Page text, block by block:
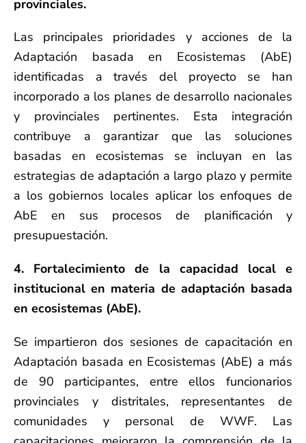
provinciales.
Las principales prioridades y acciones de la
Adaptación basada en Ecosistemas (AbE)
identificadas a través del proyecto se han
incorporado a los planes de desarrollo nacionales
y provinciales pertinentes. Esta integración
contribuye a garantizar que las soluciones
basadas en ecosistemas se incluyan en las
estrategias de adaptación a largo plazo y permite
a los gobiernos locales aplicar los enfoques de
AbE en sus procesos de planificación y
presupuestación.
4. Fortalecimiento de la capacidad local e
institucional en materia de adaptación basada
en ecosistemas (AbE).
Se impartieron dos sesiones de capacitación en
Adaptación basada en Ecosistemas (AbE) a más
de 90 participantes, entre ellos funcionarios
provinciales y distritales, representantes de
comunidades y personal de WWF. Las